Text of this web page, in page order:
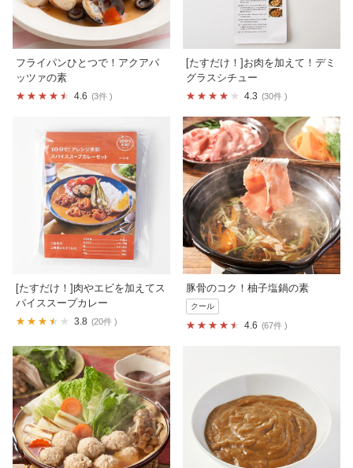
フライパンひとつで！アクアパ
ッツァの素
4.6 3件
[たすだけ！]お肉を加えて！デミ
グラスシチュー
4.3 30件
[たすだけ！]肉やエビを加えてス
パイススープカレー
3.8 20件
豚骨のコク！柚子塩鍋の素
クール
4.6 67件